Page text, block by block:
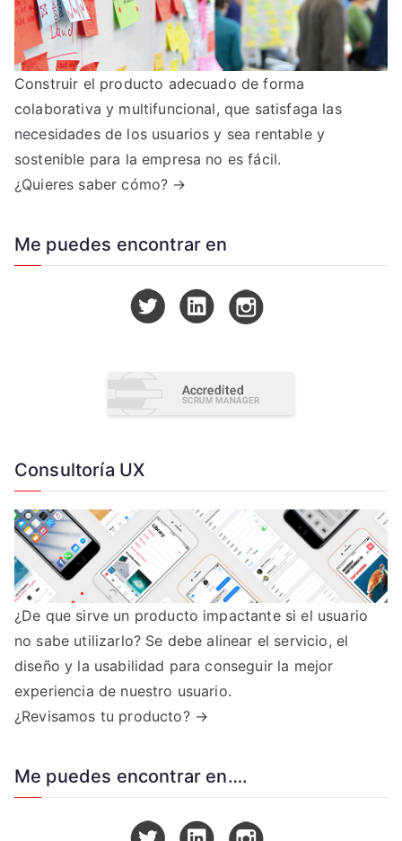
Construir el producto adecuado de forma
colaborativa y multifuncional, que satisfaga las
necesidades de los usuarios y sea rentable y
sostenible para la empresa no es fácil.
¿Quieres saber cómo? →
Me puedes encontrar en
Consultoría UX
¿De que sirve un producto impactante si el usuario
no sabe utilizarlo? Se debe alinear el servicio, el
diseño y la usabilidad para conseguir la mejor
experiencia de nuestro usuario.
¿Revisamos tu producto? →
Me puedes encontrar en….